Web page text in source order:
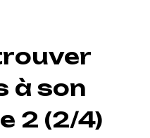
à son
2 (2/4)